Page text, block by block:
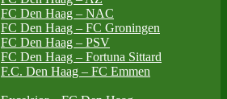
FC Den Haag – NAC
FC Den Haag – FC Groningen
FC Den Haag – PSV
FC Den Haag – Fortuna Sittard
F.C. Den Haag – FC Emmen